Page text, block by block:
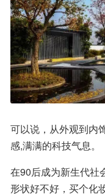
可以说，从外观到内
感,满满的科技气息。
在90后成为新生代社
形状好不好，买个化